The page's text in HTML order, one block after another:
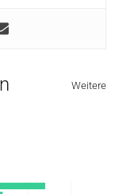
Weitere